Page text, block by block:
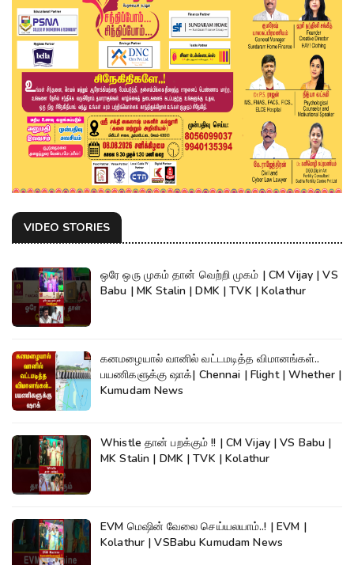
VIDEO STORIES
ஒரே ஒரு முகம் தான் வெற்றி முகம் | CM Vijay | VS
Babu | MK Stalin | DMK | TVK | Kolathur
கனமழையால் வானில் வட்டமடித்த விமானங்கள்..
பயணிகளுக்கு ஷாக்| Chennai | Flight | Whether |
Kumudam News
Whistle தான் பறக்கும் !! | CM Vijay | VS Babu |
MK Stalin | DMK | TVK | Kolathur
EVM மெஷின் வேலை செய்யலயாம்..! | EVM |
Kolathur | VSBabu Kumudam News